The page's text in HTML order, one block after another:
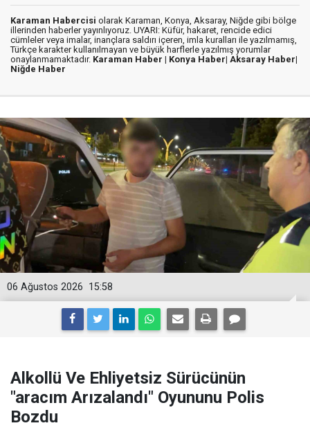
Karaman Habercisi olarak Karaman, Konya, Aksaray, Niğde gibi bölge
illerinden haberler yayınlıyoruz. UYARI: Küfür, hakaret, rencide edici
cümleler veya imalar, inançlara saldırı içeren, imla kuralları ile yazılmamış,
Türkçe karakter kullanılmayan ve büyük harflerle yazılmış yorumlar
onaylanmamaktadır. Karaman Haber | Konya Haber| Aksaray Haber|
Niğde Haber
15:58
06 Ağustos 2026
Alkollü Ve Ehliyetsiz Sürücünün
"aracım Arızalandı" Oyununu Polis
Bozdu